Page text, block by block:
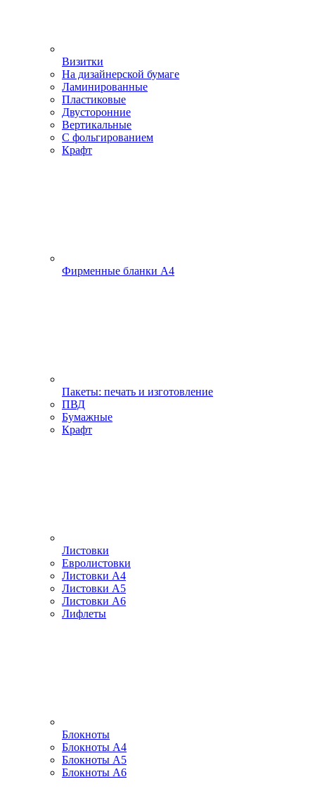
Визитки
На дизайнерской бумаге
Ламинированные
Пластиковые
Двусторонние
Вертикальные
С фольгированием
Крафт
Фирменные бланки А4
Пакеты: печать и изготовление
ПВД
Бумажные
Крафт
Листовки
Евролистовки
Листовки А4
Листовки А5
Листовки А6
Лифлеты
Блокноты
Блокноты А4
Блокноты А5
Блокноты А6